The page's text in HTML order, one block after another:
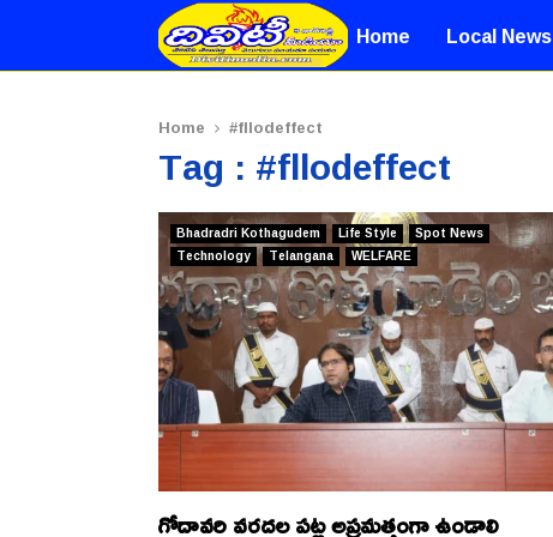
Home Local News
Home #fllodeffect
Tag : #fllodeffect
Bhadradri Kothagudem Life Style
Spot News
Technology
Telangana WELFARE
గోదావరి వరదల పట్ల అప్రమత్తంగా ఉండాలి